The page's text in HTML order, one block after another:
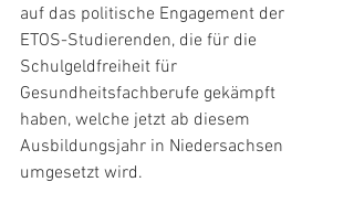
auf das politische Engagement der
ETOS-Studierenden, die für die
Schulgeldfreiheit für
Gesundheitsfachberufe gekämpft
haben, welche jetzt ab diesem
Ausbildungsjahr in Niedersachsen
umgesetzt wird.